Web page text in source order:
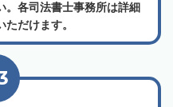
。各司法書士事務所は詳細
だけます。